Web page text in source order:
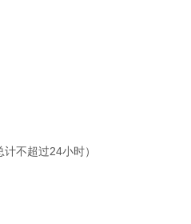
不超过24小时）